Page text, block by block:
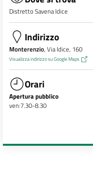
Distretto Savena Idice
Indirizzo
Monterenzio, Via Idice, 160
Visualizza indirizzo su Google Maps
Orari
Apertura pubblico
ven:7.30-8.30